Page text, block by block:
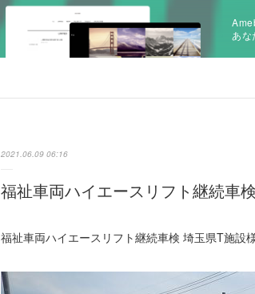
あな
2021.06.09 06:16
福祉車両ハイエースリフト継続車
福祉車両ハイエースリフト継続車検 埼玉県T施設